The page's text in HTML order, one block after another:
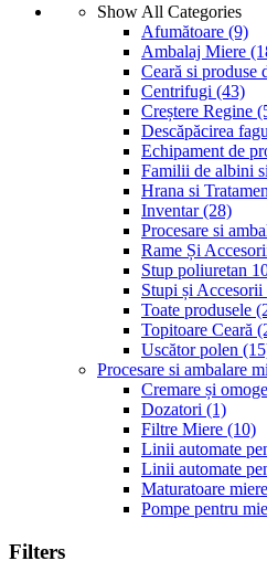
Show All Categories
Afumătoare (9)
Ambalaj Miere
Ceară si produse
Centrifugi (43)
Creștere Regine
Descăpăcirea
Echipament de
Familii de albini
Hrana si
Inventar(28)
Procesare si
Rame Și
Stup poliuretan
Stupi și Accesorii
Toate produsele
Topitoare Ceară
Uscător polen
Procesare si ambalare
Cremare și
Dozatori (1)
Filtre Miere (10)
Linii automate
Linii automate
Maturatoare miere
Pompe pentru
Filters